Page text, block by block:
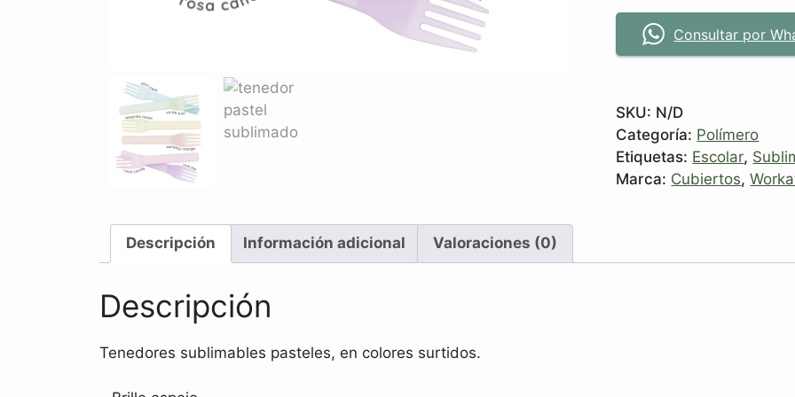
Consultar por
SKU: N/D
Categoría: Polímero
Etiquetas: Escolar,
Marca: Cubiertos,
Descripción Información adicional Valoraciones (0)
Descripción
Tenedores sublimables pasteles, en colores surtidos.